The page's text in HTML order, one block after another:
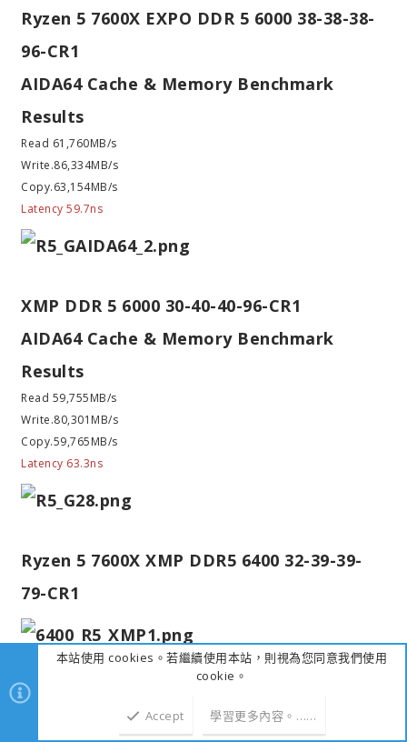
Ryzen 5 7600X EXPO DDR 5 6000 38-38-38-
96-CR1
AIDA64 Cache & Memory Benchmark
Results
Read 61,760MB/s
Write.86,334MB/s
Copy.63,154MB/s
Latency 59.7ns
XMP DDR 5 6000 30-40-40-96-CR1
AIDA64 Cache & Memory Benchmark
Results
Read 59,755MB/s
Write.80,301MB/s
Copy.59,765MB/s
Latency 63.3ns
Ryzen 5 7600X XMP DDR5 6400 32-39-39-
79-CR1
DDR5 6400 32-39-39-79-CR1
AIDA64 Cache & Memory Benchmark
本站使用 cookies。若繼續使用本站，則視為您同意我們使用
cookie。
Accept 學習更多內容。……